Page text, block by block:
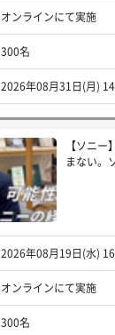
オンラインにて実施
300名
2026年08月31日(月)
【ソニー
まない。
2026年08月19日(水)
オンラインにて実施
300名